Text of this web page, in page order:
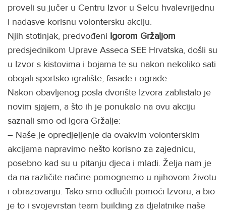
proveli su jučer u Centru Izvor u Selcu hvalevrijednu
i nadasve korisnu volontersku akciju.
Njih stotinjak, predvođeni Igorom Gržaljom
predsjednikom Uprave Asseca SEE Hrvatska, došli su
u Izvor s kistovima i bojama te su nakon nekoliko sati
obojali sportsko igralište, fasade i ograde.
Nakon obavljenog posla dvorište Izvora zablistalo je
novim sjajem, a što ih je ponukalo na ovu akciju
saznali smo od Igora Gržalje:
– Naše je opredjeljenje da ovakvim volonterskim
akcijama napravimo nešto korisno za zajednicu,
posebno kad su u pitanju djeca i mladi. Želja nam je
da na različite načine pomognemo u njihovom životu
i obrazovanju. Tako smo odlučili pomoći Izvoru, a bio
je to i svojevrstan team building za djelatnike naše